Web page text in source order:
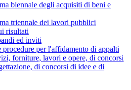
biennale degli acquisiti di beni e
triennale dei lavori pubblici
risultati
ed inviti
per l'affidamento di appalti
forniture, lavori e opere, di concorsi
di concorsi di idee e di